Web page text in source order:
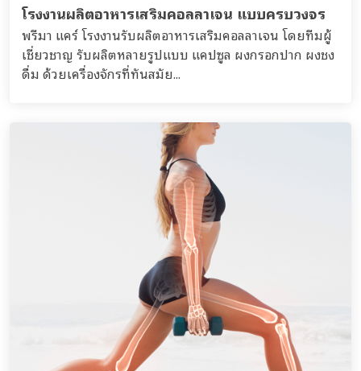
โรงงานผลิตอาหารเสริมคอลลาเจน แบบครบวงจร
พรีมา แคร์ โรงงานรับผลิตอาหารเสริมคอลลาเจน โดยทีมผู้
เชี่ยวชาญ รับผลิตหลายรูปแบบ แคปซูล ผงกรอกปาก ผงชง
ดื่ม ด้วยเครื่องจักรที่ทันสมัย...